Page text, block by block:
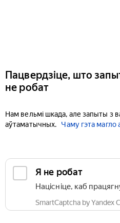
Пацвердзіце, што
не робат
Нам вельмі шкада, але запыты з
аўтаматычных.
Чаму гэта магло
Я не робат
Націсніце, каб
SmartCaptcha by Yandex